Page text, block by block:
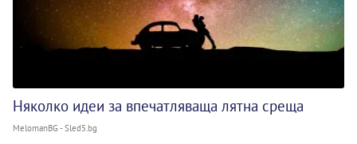
Няколко идеи за впечатляваща лятна среща
MelomanBG - Sled5.bg